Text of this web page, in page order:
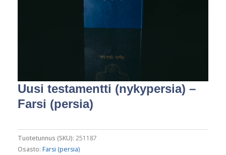
Uusi testamentti (nykypersia) –
Farsi (persia)
Tuotetunnus (SKU): 251187
Osasto: Farsi (persia)